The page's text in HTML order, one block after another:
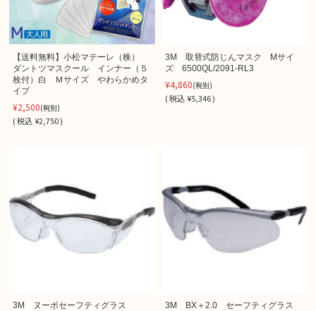
【送料無料】小松マテーレ（株）
ダントツマスクール インナー（５
枚付）白 Ｍサイズ やわらかめタ
イプ
¥2,500(税別)
(税込¥2,750 )
3M 取替式防じんマスク Mサイ
ズ 6500QL/2091-RL3
¥4,860(税別)
(税込 ¥5,346 )
3M ヌーボセーフティグラス
3M BX＋2.0 セーフティグラス